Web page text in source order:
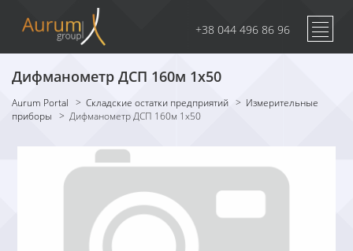
+38 044 496 86 96
Дифманометр ДСП 160м 1х50
Aurum Portal > Складские остатки предприятий > Измерительные
приборы > Дифманометр ДСП 160м 1х50